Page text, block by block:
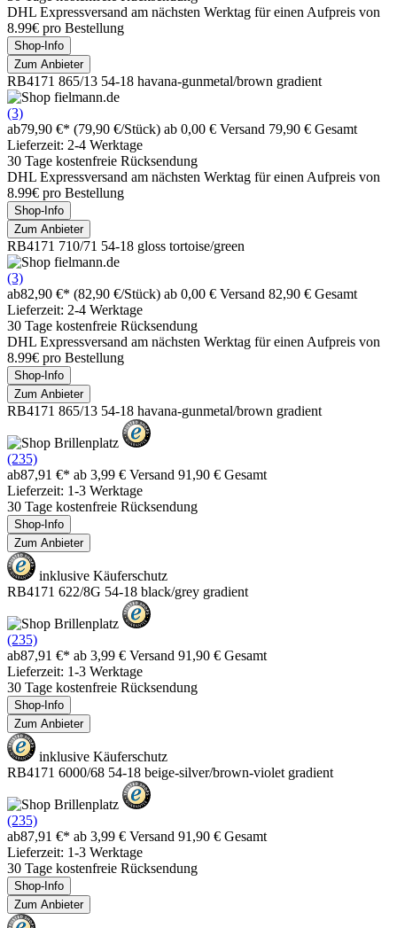
DHL Expressversand am nächsten Werktag für einen Aufpreis von
8.99€ pro Bestellung
Shop-Info
Zum Anbieter
RB4171 865/13 54-18 havana-gunmetal/brown gradient
(3)
ab79,90 €* (79,90 €/Stück) ab 0,00 € Versand 79,90 € Gesamt
Lieferzeit: 2-4 Werktage
30 Tage kostenfreie Rücksendung
DHL Expressversand am nächsten Werktag für einen Aufpreis von
8.99€ pro Bestellung
Shop-Info
Zum Anbieter
RB4171 710/71 54-18 gloss tortoise/green
(3)
ab82,90 €* (82,90 €/Stück) ab 0,00 € Versand 82,90 € Gesamt
Lieferzeit: 2-4 Werktage
30 Tage kostenfreie Rücksendung
DHL Expressversand am nächsten Werktag für einen Aufpreis von
8.99€ pro Bestellung
Shop-Info
Zum Anbieter
RB4171 865/13 54-18 havana-gunmetal/brown gradient
(235)
ab87,91 €* ab 3,99 € Versand 91,90 € Gesamt
Lieferzeit: 1-3 Werktage
30 Tage kostenfreie Rücksendung
Shop-Info
Zum Anbieter
inklusive Käuferschutz
RB4171 622/8G 54-18 black/grey gradient
(235)
ab87,91 €* ab 3,99 € Versand 91,90 € Gesamt
Lieferzeit: 1-3 Werktage
30 Tage kostenfreie Rücksendung
Shop-Info
Zum Anbieter
inklusive Käuferschutz
RB4171 6000/68 54-18 beige-silver/brown-violet gradient
(235)
ab87,91 €* ab 3,99 € Versand 91,90 € Gesamt
Lieferzeit: 1-3 Werktage
30 Tage kostenfreie Rücksendung
Shop-Info
Zum Anbieter